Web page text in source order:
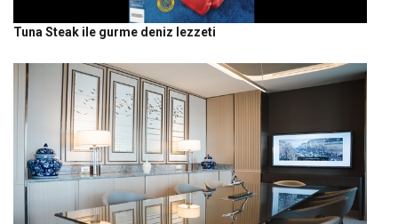
Tuna Steak ile gurme deniz lezzeti